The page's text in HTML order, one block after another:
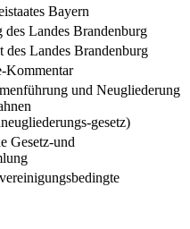
Bayern
des Landes Brandenburg
des Landes Brandenburg
Kommentar
und Neugliederung
gesetz)
Gesetz-und